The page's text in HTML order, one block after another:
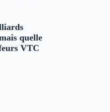
quelle
VTC